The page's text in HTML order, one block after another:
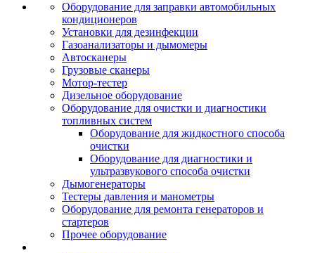
Оборудование для заправки автомобильных
кондиционеров
Установки для дезинфекции
Газоанализаторы и дымомеры
Автосканеры
Грузовые сканеры
Мотор-тестер
Дизельное оборудование
Оборудование для очистки и диагностики
топливных систем
Оборудование для жидкостного способа
очистки
Оборудование для диагностики и
ультразвукового способа очистки
Дымогенераторы
Тестеры давления и манометры
Оборудование для ремонта генераторов и
стартеров
Прочее оборудование